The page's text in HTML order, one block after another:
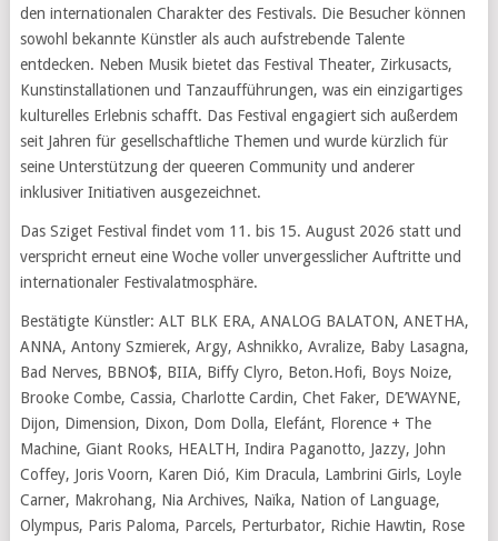
den internationalen Charakter des Festivals. Die Besucher können
sowohl bekannte Künstler als auch aufstrebende Talente
entdecken. Neben Musik bietet das Festival Theater, Zirkusacts,
Kunstinstallationen und Tanzaufführungen, was ein einzigartiges
kulturelles Erlebnis schafft. Das Festival engagiert sich außerdem
seit Jahren für gesellschaftliche Themen und wurde kürzlich für
seine Unterstützung der queeren Community und anderer
inklusiver Initiativen ausgezeichnet.
Das Sziget Festival findet vom 11. bis 15. August 2026 statt und
verspricht erneut eine Woche voller unvergesslicher Auftritte und
internationaler Festivalatmosphäre.
Bestätigte Künstler: ALT BLK ERA, ANALOG BALATON, ANETHA,
ANNA, Antony Szmierek, Argy, Ashnikko, Avralize, Baby Lasagna,
Bad Nerves, BBNO$, BIIA, Biffy Clyro, Beton.Hofi, Boys Noize,
Brooke Combe, Cassia, Charlotte Cardin, Chet Faker, DE’WAYNE,
Dijon, Dimension, Dixon, Dom Dolla, Elefánt, Florence + The
Machine, Giant Rooks, HEALTH, Indira Paganotto, Jazzy, John
Coffey, Joris Voorn, Karen Dió, Kim Dracula, Lambrini Girls, Loyle
Carner, Makrohang, Nia Archives, Naïka, Nation of Language,
Olympus, Paris Paloma, Parcels, Perturbator, Richie Hawtin, Rose